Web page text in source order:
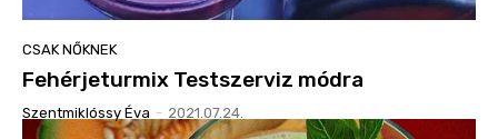
CSAK NŐKNEK
Fehérjeturmix Testszerviz módra
Szentmiklóssy Éva - 2021.07.24.